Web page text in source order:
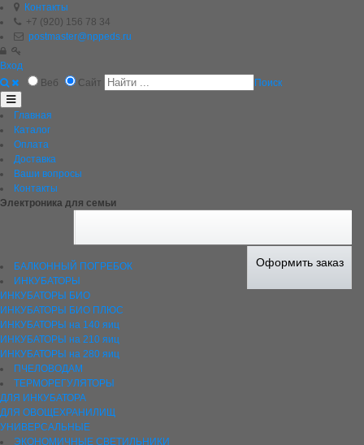
Контакты
+7 (920) 156 78 34
postmaster@nppeds.ru
Вход
Веб
Сайт Поиск
Главная
Каталог
Оплата
Доставка
Ваши вопросы
Контакты
Электроника для семьи
Оформить заказ
БАЛКОННЫЙ ПОГРЕБОК
ИНКУБАТОРЫ
ИНКУБАТОРЫ БИО
ИНКУБАТОРЫ БИО ПЛЮС
ИНКУБАТОРЫ на 140 яиц
ИНКУБАТОРЫ на 210 яиц
ИНКУБАТОРЫ на 280 яиц
ПЧЕЛОВОДАМ
ТЕРМОРЕГУЛЯТОРЫ
ДЛЯ ИНКУБАТОРА
ДЛЯ ОВОЩЕХРАНИЛИЩ
УНИВЕРСАЛЬНЫЕ
ЭКОНОМИЧНЫЕ СВЕТИЛЬНИКИ